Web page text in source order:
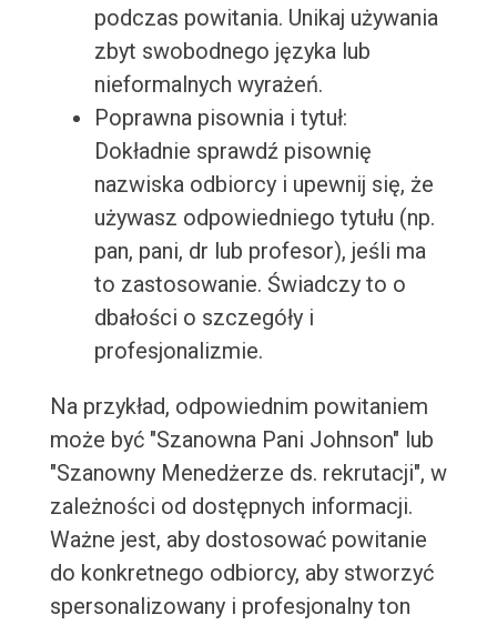
podczas powitania. Unikaj używania
zbyt swobodnego języka lub
nieformalnych wyrażeń.
Poprawna pisownia i tytuł:
Dokładnie sprawdź pisownię
nazwiska odbiorcy i upewnij się, że
używasz odpowiedniego tytułu (np.
pan, pani, dr lub profesor), jeśli ma
to zastosowanie. Świadczy to o
dbałości o szczegóły i
profesjonalizmie.
Na przykład, odpowiednim powitaniem
może być "Szanowna Pani Johnson" lub
"Szanowny Menedżerze ds. rekrutacji", w
zależności od dostępnych informacji.
Ważne jest, aby dostosować powitanie
do konkretnego odbiorcy, aby stworzyć
spersonalizowany i profesjonalny ton